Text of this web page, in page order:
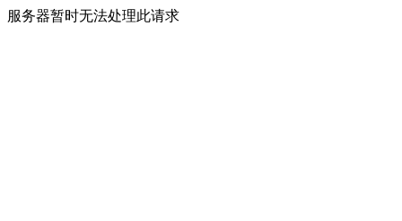
服务器暂时无法处理此请求